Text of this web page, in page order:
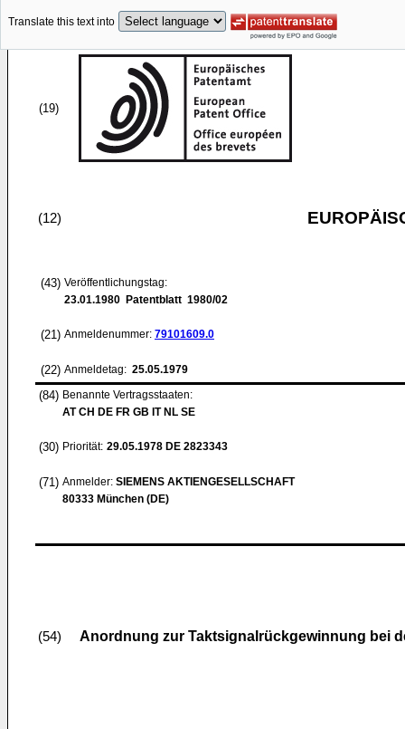
Translate this text into
(19)
(12)
(43) Veröffentlichungstag:
23.01.1980 Patentblatt 1980/02
(21) Anmeldenummer: 79101609.0
(22) Anmeldetag: 25.05.1979
(84) Benannte Vertragsstaaten:
AT CH DE FR GB IT NL SE
(30) Priorität: 29.05.1978 DE 2823343
(71) Anmelder: SIEMENS AKTIENGESELLSCHAFT
80333 München (DE)
(54) Anordnung zur Taktsignalrückgewinnung bei